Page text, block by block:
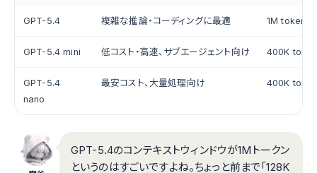
GPT-5.4 複雑な推論・コーディングに最適 1M tokens
GPT-5.4 mini 低コスト・高速、サブエージェント向け 400K
GPT-5.4
nano
最安コスト、大量処理向け 400K
GPT-5.4のコンテキストウィンドウが1Mトークン
というのはすごいですよね。ちょっと前まで「128K